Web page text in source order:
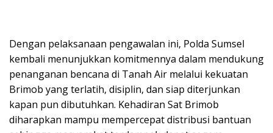
Dengan pelaksanaan pengawalan ini, Polda Sumsel
kembali menunjukkan komitmennya dalam mendukung
penanganan bencana di Tanah Air melalui kekuatan
Brimob yang terlatih, disiplin, dan siap diterjunkan
kapan pun dibutuhkan. Kehadiran Sat Brimob
diharapkan mampu mempercepat distribusi bantuan